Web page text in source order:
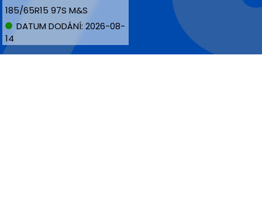
185/65R15 97S M&S
DATUM DODÁNÍ: 2026-08-
14